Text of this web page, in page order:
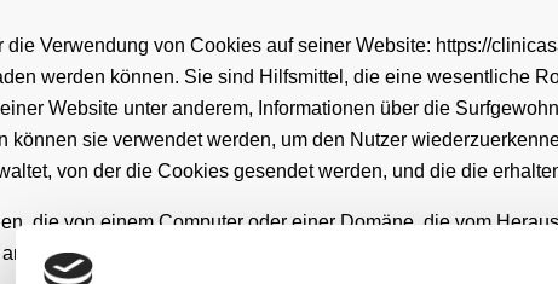
die Verwendung von Cookies auf seiner Website: https://
werden können. Sie sind Hilfsmittel, die eine wesentliche
Website unter anderem, Informationen über die
können sie verwendet werden, um den Nutzer
von der die Cookies gesendet werden, und die die
die von einem Computer oder einer Domäne, die vom
das Endgerät des Benutzers gesendet werden.